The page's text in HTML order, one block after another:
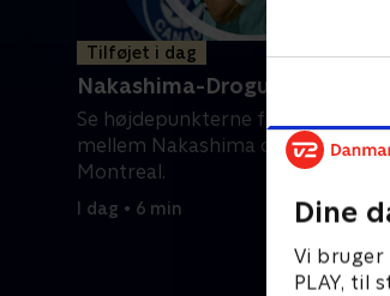
Dine
Vi bruger
PLAY, til
Tilføjet i dag
Nakashima-Droguet, Montreal
Se højdepunkterne fra ATP-
mellem Nakashima og Droguet
Montreal.
I dag • 6 min